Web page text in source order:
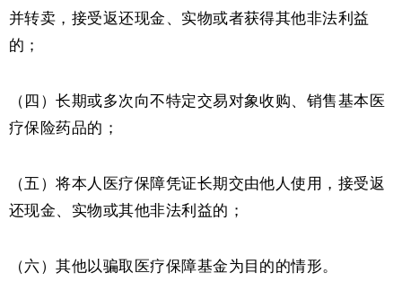
并转卖，接受返还现金、实物或者获得其他非法利益
的；
（四）长期或多次向不特定交易对象收购、销售基本医
疗保险药品的；
（五）将本人医疗保障凭证长期交由他人使用，接受返
还现金、实物或其他非法利益的；
（六）其他以骗取医疗保障基金为目的的情形。